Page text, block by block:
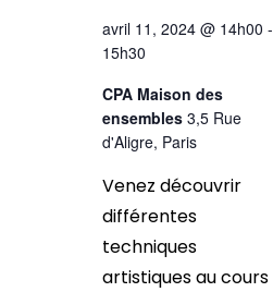
avril 11, 2024 @ 14h00 -
15h30
CPA Maison des
ensembles 3,5 Rue
d'Aligre, Paris
Venez découvrir
différentes
techniques
artistiques au cours